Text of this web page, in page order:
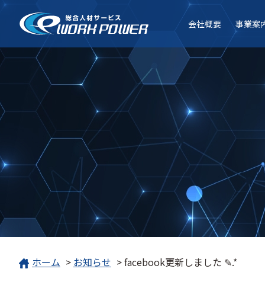
会社概要 事業案
ホーム > お知らせ >facebook更新しました ✎.*